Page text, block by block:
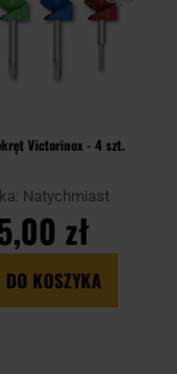
Victorinox - 4 szt.
Natychmiast
zł
DO KOSZYKA